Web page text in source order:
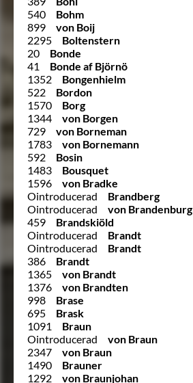
540
Bohm
899
von Boij
2295
Boltenstern
20
Bonde
41
Bonde af Björnö
1352
Bongenhielm
522
Bordon
1570
Borg
1344
von Borgen
729
von Borneman
1783
von Bornemann
592
Bosin
1483
Bousquet
1596
von Bradke
Ointroducerad
Brandberg
Ointroducerad
von Brandenburg
459
Brandskiöld
Ointroducerad
Brandt
Ointroducerad
Brandt
386
Brandt
1365
von Brandt
1376
von Brandten
998
Brase
695
Brask
1091
Braun
Ointroducerad
von Braun
2347
von Braun
1490
Brauner
1292
von Braunjohan